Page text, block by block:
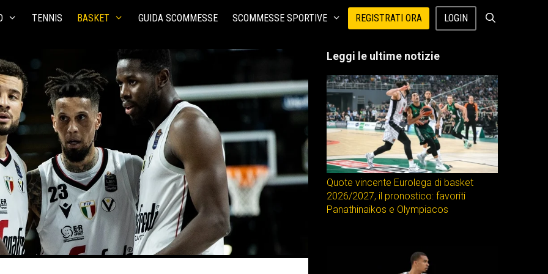
TENNIS BASKET GUIDA SCOMMESSE SCOMMESSE SPORTIVE REGISTRATI ORA LOGIN
Leggi le ultime notizie
Quote vincente Eurolega di basket
2026/2027, il pronostico: favoriti
Panathinaikos e Olympiacos